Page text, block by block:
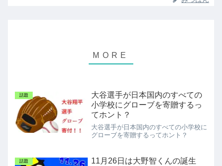
話題
大谷選手が日本国内のすべての
小学校にグローブを寄贈するっ
てホント？
大谷選手が日本国内のすべての小学校に
グローブを寄贈するってホント？
話題
11月26日は大野智くんの誕生